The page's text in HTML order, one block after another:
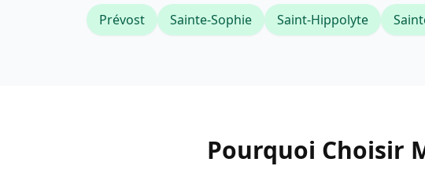
Prévost Sainte-Sophie Saint-Hippolyte
Pourquoi Choisir